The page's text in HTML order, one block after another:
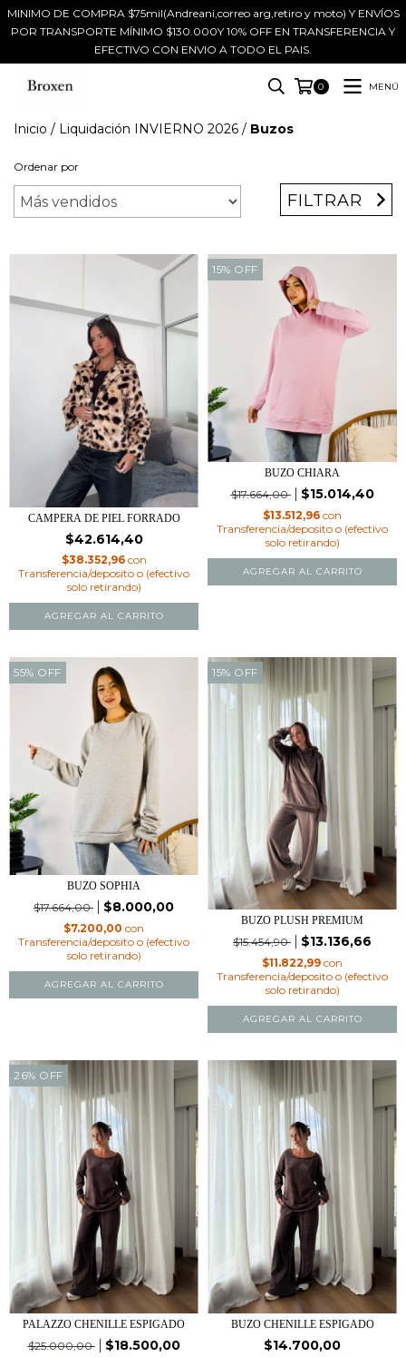
MINIMO DE COMPRA $75mil(Andreani,correo arg,retiro y moto) Y ENVÍOS
POR TRANSPORTE MÍNIMO $130.000Y 10% OFF EN TRANSFERENCIA Y
EFECTIVO CON ENVIO A TODO EL PAIS.
0 MENÚ
Inicio / Liquidación INVIERNO 2026 / Buzos
Ordenar por
FILTRAR
CAMPERA DE PIEL FORRADO
$42.614,40
$38.352,96 con
Transferencia/deposito o (efectivo
solo retirando)
AGREGAR AL CARRITO
15% OFF
BUZO CHIARA
$17.664,00 $15.014,40
$13.512,96 con
Transferencia/deposito o (efectivo
solo retirando)
AGREGAR AL CARRITO
55% OFF
BUZO SOPHIA
$17.664,00 $8.000,00
$7.200,00 con
Transferencia/deposito o (efectivo
solo retirando)
AGREGAR AL CARRITO
15% OFF
BUZO PLUSH PREMIUM
$15.454,90 $13.136,66
$11.822,99 con
Transferencia/deposito o (efectivo
solo retirando)
AGREGAR AL CARRITO
26% OFF
PALAZZO CHENILLE ESPIGADO
$25.000,00 $18.500,00
BUZO CHENILLE ESPIGADO
$14.700,00